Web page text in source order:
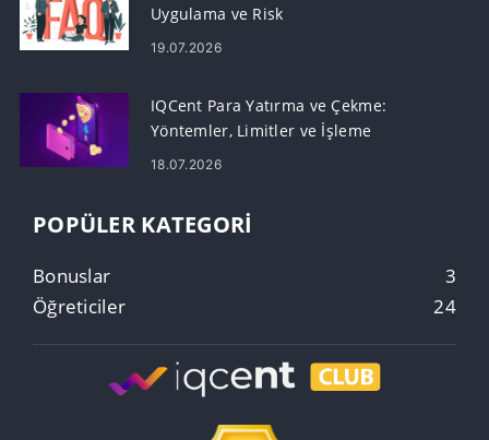
Uygulama ve Risk
19.07.2026
IQCent Para Yatırma ve Çekme:
Yöntemler, Limitler ve İşleme
18.07.2026
POPÜLER KATEGORI
Bonuslar
3
Öğreticiler
24